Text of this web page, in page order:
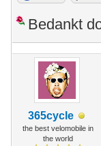
Bedankt
365cycle
the best velomobile in
the world